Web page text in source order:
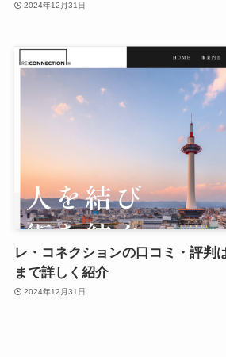
2024年12月31日
レ・コネクションの口コミ・評判
まで詳しく紹介
2024年12月31日